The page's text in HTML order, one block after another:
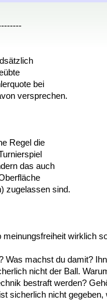
bei
versprechen.
Regel die
das auch
zugelassen sind.
wirklich
Was machst du damit?
nicht der Ball.
bestraft werden?
sicherlich nicht